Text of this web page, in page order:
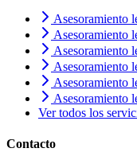
Asesoramiento
Asesoramiento
Asesoramiento
Asesoramiento
Asesoramiento
Asesoramiento
Ver todos los
Contacto